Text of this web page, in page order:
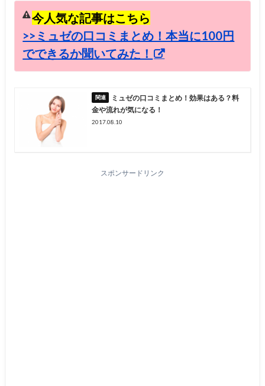
今人気な記事はこちら
>>ミュゼの口コミまとめ！本当に100円
でできるか聞いてみた！
ミュゼの口コミまとめ！効果はある？料
金や流れが気になる！
2017.08.10
スポンサードリンク